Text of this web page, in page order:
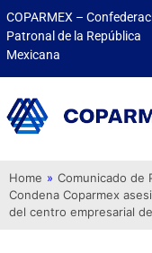
COPARMEX –
Patronal de la República
Mexicana
Home » Comunicado de
Condena Coparmex
del centro empresarial